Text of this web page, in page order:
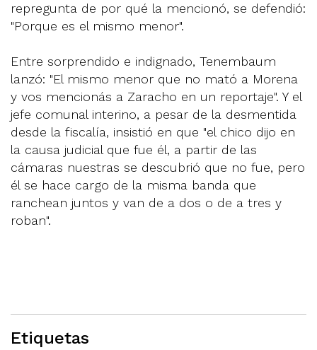
repregunta de por qué la mencionó, se defendió:
"Porque es el mismo menor".
Entre sorprendido e indignado, Tenembaum
lanzó: "El mismo menor que no mató a Morena
y vos mencionás a Zaracho en un reportaje". Y el
jefe comunal interino, a pesar de la desmentida
desde la fiscalía, insistió en que "el chico dijo en
la causa judicial que fue él, a partir de las
cámaras nuestras se descubrió que no fue, pero
él se hace cargo de la misma banda que
ranchean juntos y van de a dos o de a tres y
roban".
Etiquetas